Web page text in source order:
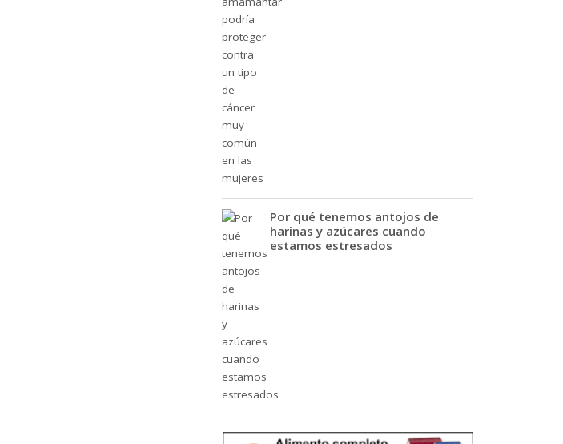
Por qué tenemos antojos de
harinas y azúcares cuando
estamos estresados